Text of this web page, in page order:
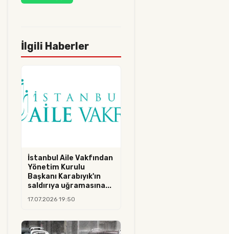
İlgili Haberler
İstanbul Aile Vakfından
Yönetim Kurulu
Başkanı Karabıyık'ın
saldırıya uğramasına...
17.07.2026 19:50